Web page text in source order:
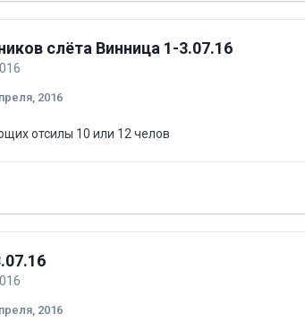
слёта Винница 1-3.07.16
2016
отсилы 10 или 12 челов
2016